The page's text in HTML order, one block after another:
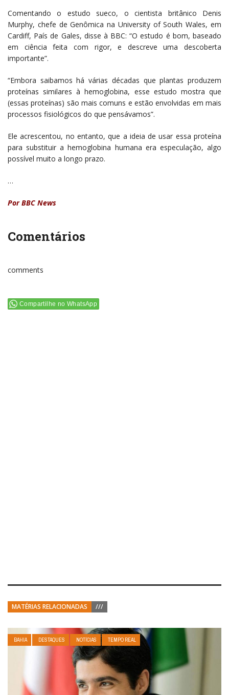
Comentando o estudo sueco, o cientista britânico Denis
Murphy, chefe de Genômica na University of South Wales, em
Cardiff, País de Gales, disse à BBC: “O estudo é bom, baseado
em ciência feita com rigor, e descreve uma descoberta
importante”.
“Embora saibamos há várias décadas que plantas produzem
proteínas similares à hemoglobina, esse estudo mostra que
(essas proteínas) são mais comuns e estão envolvidas em mais
processos fisiológicos do que pensávamos”.
Ele acrescentou, no entanto, que a ideia de usar essa proteína
para substituir a hemoglobina humana era especulação, algo
possível muito a longo prazo.
…
Por BBC News
Comentários
comments
Compartilhe no WhatsApp
MATÉRIAS RELACIONADAS ///
BAHIA DESTAQUES NOTÍCIAS TEMPO REAL